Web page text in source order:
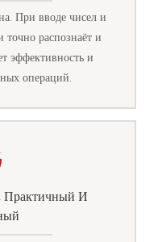
При вводе чисел и
точно распознаёт и
эффективность и
операций.
Практичный И